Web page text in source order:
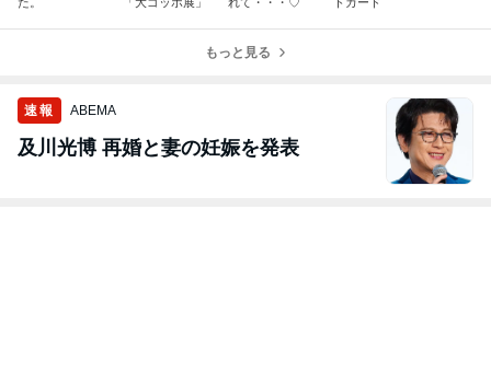
もっと見る
速報 ABEMA
及川光博 再婚と妻の妊娠を発表